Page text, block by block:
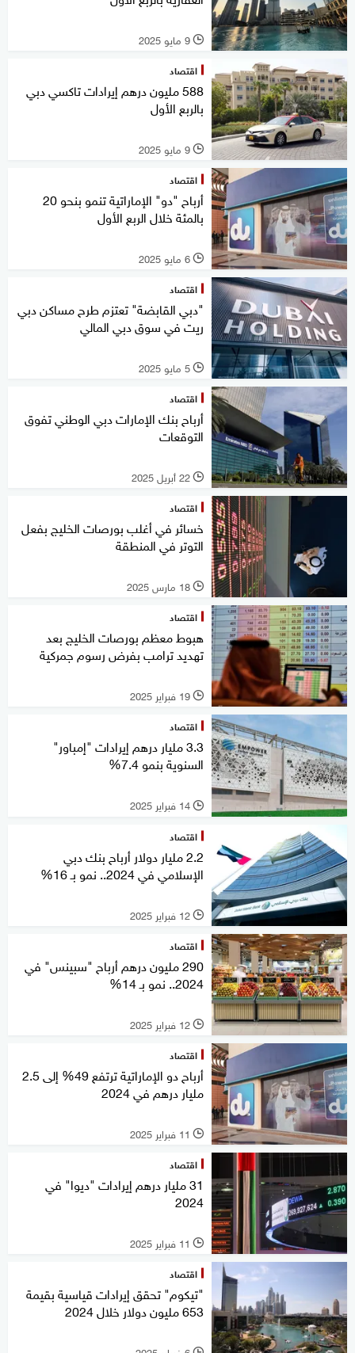
l 9 مايو 2025
اقتصاد
588 مليون درهم إيرادات تاكسي دبي
بالربع الأول
l 9 مايو 2025
اقتصاد
أرباح "دو" الإماراتية تنمو بنحو 20
بالمئة خلال الربع الأول
l 6 مايو 2025
اقتصاد
"دبي القابضة" تعتزم طرح مساكن دبي
ريت في سوق دبي المالي
l 5 مايو 2025
اقتصاد
أرباح بنك الإمارات دبي الوطني تفوق
التوقعات
l 22 أبريل 2025
اقتصاد
خسائر في أغلب بورصات الخليج بفعل
التوتر في المنطقة
l 18 مارس 2025
اقتصاد
هبوط معظم بورصات الخليج بعد
تهديد ترامب بفرض رسوم جمركية
l 19 فبراير 2025
اقتصاد
3.3 مليار درهم إيرادات "إمباور"
السنوية بنمو 7.4%
l 14 فبراير 2025
اقتصاد
2.2 مليار دولار أرباح بنك دبي
الإسلامي في 2024.. نمو بـ 16%
l 12 فبراير 2025
اقتصاد
290 مليون درهم أرباح "سبينس" في
2024.. نمو بـ 14%
l 12 فبراير 2025
اقتصاد
أرباح دو الإماراتية ترتفع 49% إلى 2.5
مليار درهم في 2024
l 11 فبراير 2025
اقتصاد
31 مليار درهم إيرادات "ديوا" في
2024
l 11 فبراير 2025
اقتصاد
"تيكوم" تحقق إيرادات قياسية بقيمة
653 مليون دولار خلال 2024